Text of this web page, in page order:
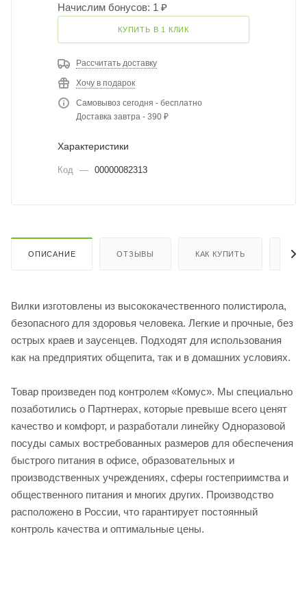
Начислим бонусов: 1 ₽
КУПИТЬ В 1 КЛИК
Рассчитать доставку
Хочу в подарок
Самовывоз сегодня - бесплатно
Доставка завтра - 390 ₽
Характеристики
Код — 00000082313
ОПИСАНИЕ ОТЗЫВЫ КАК КУПИТЬ
Вилки изготовлены из высококачественного полистирола,
безопасного для здоровья человека. Легкие и прочные, без
острых краев и заусенцев. Подходят для использования
как на предприятих общепита, так и в домашних условиях.
Товар произведен под контролем «Комус». Мы специально
позаботились о Партнерах, которые превыше всего ценят
качество и комфорт, и разработали линейку Одноразовой
посуды самых востребованных размеров для обеспечения
быстрого питания в офисе, образовательных и
производственных учреждениях, сферы гостеприимства и
общественного питания и многих других. Производство
расположено в России, что гарантирует постоянный
контроль качества и оптимальные цены.